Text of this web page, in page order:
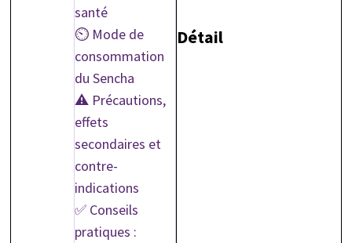
santé
⏲️ Mode de
consommation
du Sencha
⚠️ Précautions,
effets
secondaires et
contre-
indications
✅ Conseils
pratiques :
Détail